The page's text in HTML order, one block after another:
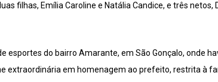
filhas, Emília Caroline e Natália Candice, e três netos,
esportes do bairro Amarante, em São Gonçalo, onde
extraordinária em homenagem ao prefeito, restrita à